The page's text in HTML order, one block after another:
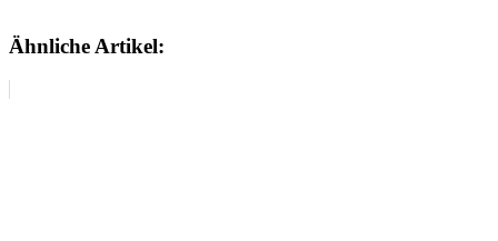
Ähnliche Artikel: